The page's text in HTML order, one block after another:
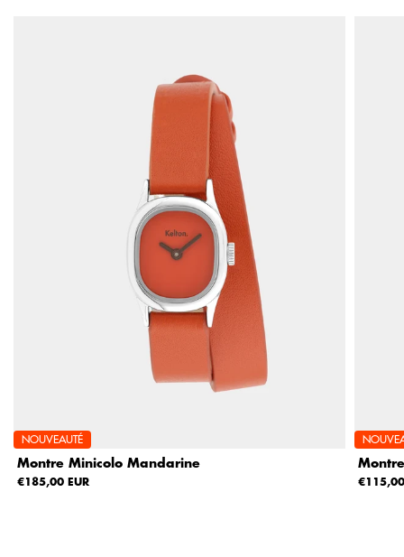
NOUVEAUTÉ
Montre Minicolo Mandarine
€185,00 EUR €115,00